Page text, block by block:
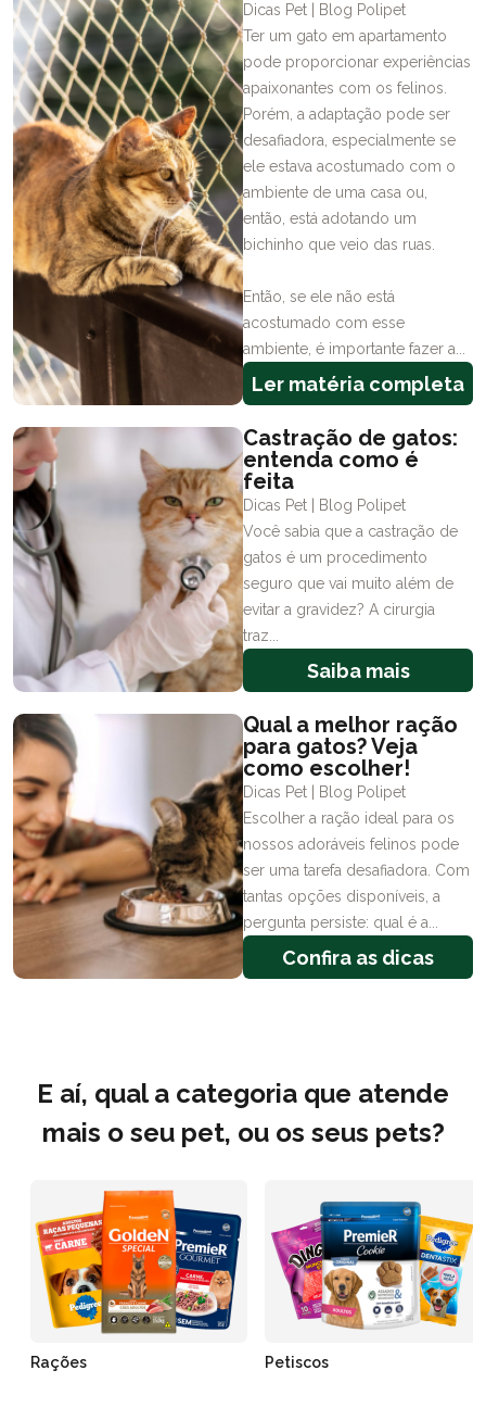
Dicas Pet | Blog Polipet
Ter um gato em apartamento
pode proporcionar experiências
apaixonantes com os felinos.
Porém, a adaptação pode ser
desafiadora, especialmente se
ele estava acostumado com o
ambiente de uma casa ou,
então, está adotando um
bichinho que veio das ruas.
Então, se ele não está
acostumado com esse
ambiente, é importante fazer a...
Ler matéria completa
Castração de gatos:
entenda como é
feita
Dicas Pet | Blog Polipet
Você sabia que a castração de
gatos é um procedimento
seguro que vai muito além de
evitar a gravidez? A cirurgia
traz...
Saiba mais
Qual a melhor ração
para gatos? Veja
como escolher!
Dicas Pet | Blog Polipet
Escolher a ração ideal para os
nossos adoráveis felinos pode
ser uma tarefa desafiadora. Com
tantas opções disponíveis, a
pergunta persiste: qual é a...
Confira as dicas
E aí, qual a categoria que atende
mais o seu pet, ou os seus pets?
Rações Petiscos